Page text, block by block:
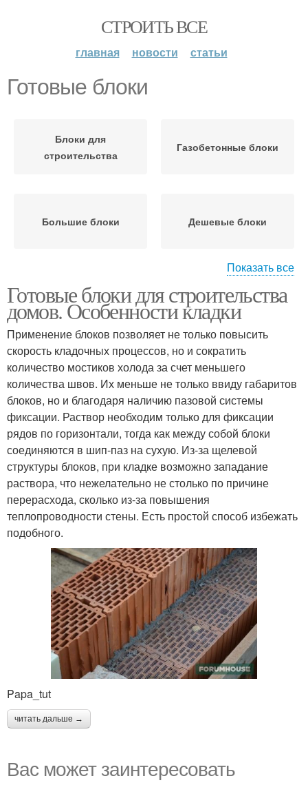
СТРОИТЬ ВСЕ
главная новости статьи
Готовые блоки
Блоки для
строительства
Газобетонные блоки
Большие блоки Дешевые блоки
Строительные блоки Саманные блоки
Показать все
Готовые блоки для строительства
домов. Особенности кладки
Применение блоков позволяет не только повысить
скорость кладочных процессов, но и сократить
количество мостиков холода за счет меньшего
количества швов. Их меньше не только ввиду габаритов
блоков, но и благодаря наличию пазовой системы
фиксации. Раствор необходим только для фиксации
рядов по горизонтали, тогда как между собой блоки
соединяются в шип-паз на сухую. Из-за щелевой
структуры блоков, при кладке возможно западание
раствора, что нежелательно не столько по причине
перерасхода, сколько из-за повышения
теплопроводности стены. Есть простой способ избежать
подобного.
Papa_tut
читать дальше →
Вас может заинтересовать